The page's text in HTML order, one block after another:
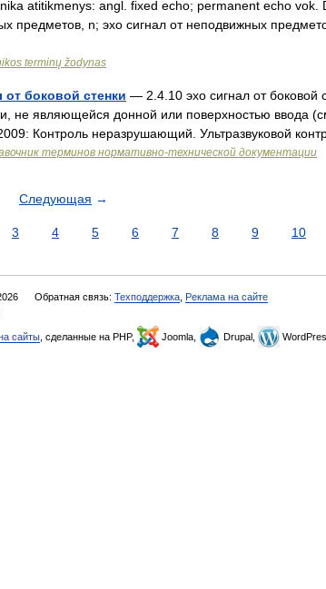
atitikmenys: angl. fixed echo; permanent echo vok.
предметов, n; эхо сигнал от неподвижных
terminų žodynas
от боковой стенки — 2.4.10 эхо сигнал от боковой
не являющейся донной или поверхностью ввода
Контроль неразрушающий. Ультразвуковой
терминов нормативно-технической документации
Следующая →
3 4 5 6 7 8 9 10
Обратная связь: Техподдержка Реклама на сайте
сайты , сделанные на PHP, Joomla, Drupal,